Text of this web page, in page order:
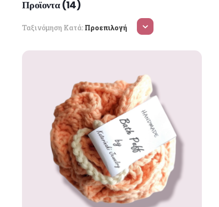
Προϊοντα (14)
Ταξινόμηση Κατά: Προεπιλογή